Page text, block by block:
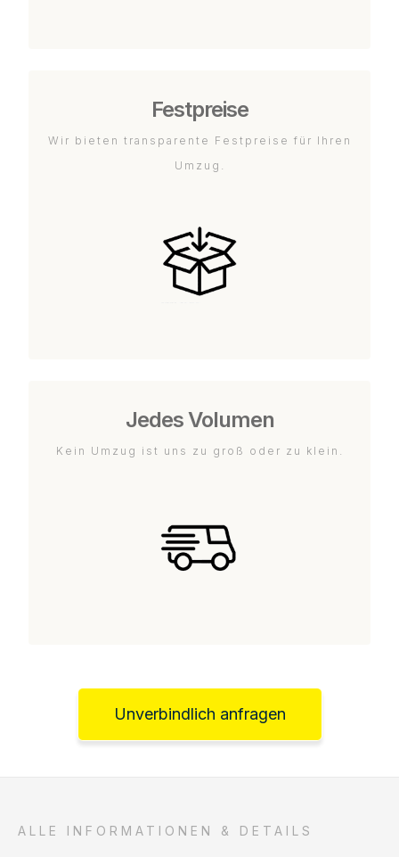
Festpreise
Wir bieten transparente Festpreise für Ihren
Umzug.
Jedes Volumen
Kein Umzug ist uns zu groß oder zu klein.
Unverbindlich anfragen
ALLE INFORMATIONEN & DETAILS